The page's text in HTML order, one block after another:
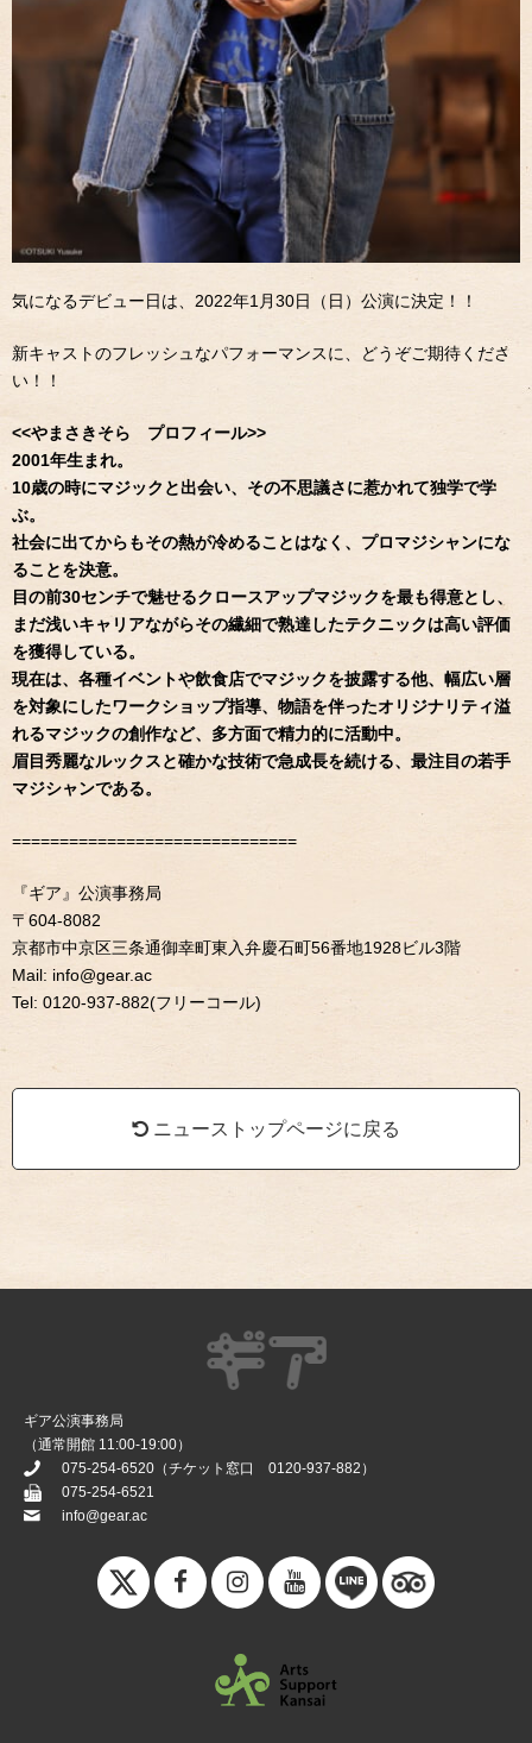
気になるデビュー日は、2022年1月30日（日）公演に決定！！
新キャストのフレッシュなパフォーマンスに、どうぞご期待くださ
い！！
<<やまさきそら プロフィール>>
2001年生まれ。
10歳の時にマジックと出会い、その不思議さに惹かれて独学で学
ぶ。
社会に出てからもその熱が冷めることはなく、プロマジシャンにな
ることを決意。
目の前30センチで魅せるクロースアップマジックを最も得意とし、
まだ浅いキャリアながらその繊細で熟達したテクニックは高い評価
を獲得している。
現在は、各種イベントや飲食店でマジックを披露する他、幅広い層
を対象にしたワークショップ指導、物語を伴ったオリジナリティ溢
れるマジックの創作など、多方面で精力的に活動中。
眉目秀麗なルックスと確かな技術で急成長を続ける、最注目の若手
マジシャンである。
==============================
『ギア』公演事務局
〒604-8082
京都市中京区三条通御幸町東入弁慶石町56番地1928ビル3階
Mail: info@gear.ac
Tel: 0120-937-882(フリーコール)
ニューストップページに戻る
ギア公演事務局
（通常開館 11:00-19:00）
075-254-6520 （チケット窓口 0120-937-882 ）
075-254-6521
info@gear.ac